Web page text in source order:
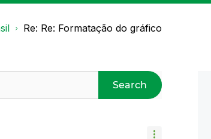
Re: Re: Formatação do gráfico
Search